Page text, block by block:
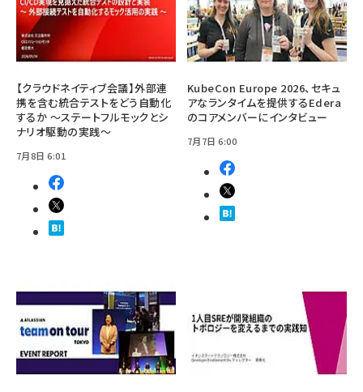
【クラウドネイティブ会議】外部連
携を含む統合テストをどう自動化
するか ～ステートフルモックとシ
ナリオ駆動の実践～
7月8日 6:01
KubeCon Europe 2026、セキュ
アなランタイムを提供するEdera
のコアメンバーにインタビュー
7月7日 6:00